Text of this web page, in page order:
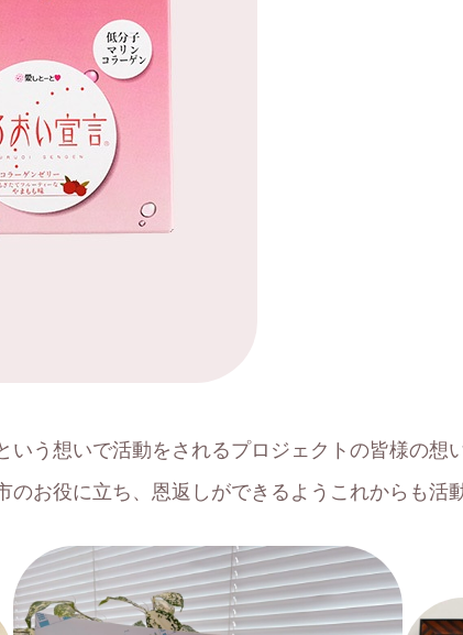
いう想いで活動をされるプロジェクトの皆様の想
お役に立ち、恩返しができるようこれからも活